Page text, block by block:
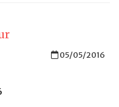
05/05/2016